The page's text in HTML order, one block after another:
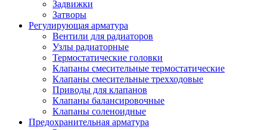
Задвижки
Затворы
Регулирующая арматура
Вентили для радиаторов
Узлы радиаторные
Термостатические головки
Клапаны смесительные термостатические
Клапаны смесительные трехходовые
Приводы для клапанов
Клапаны балансировочные
Клапаны соленоидные
Предохранительная арматура